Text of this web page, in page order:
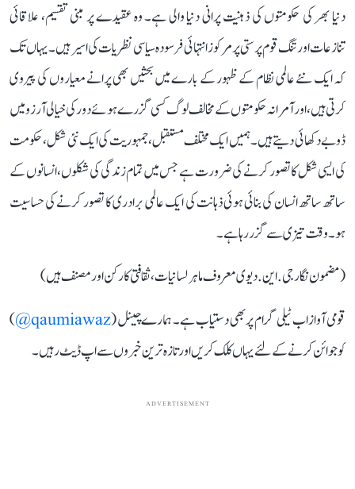
دنیا بھر کی حکومتوں کی ذہنیت پرانی دنیا والی ہے۔ وہ عقیدے پر مبنی تقسیم، علاقائی
تنازعات اور تنگ قوم پرستی پر مرکوز انتہائی فرسودہ سیاسی نظریات کی اسیر ہیں۔ یہاں تک
کہ ایک نئے عالمی نظام کے ظہور کے بارے میں بحثیں بھی پرانے معیاروں کی پیروی
کرتی ہیں، اور آمرانہ حکومتوں کے مخالف لوگ کسی گزرے ہوئے دور کی خیالی آرزو میں
ڈوبے دکھائی دیتے ہیں۔ ہمیں ایک مختلف مستقبل، جمہوریت کی ایک نئی شکل، حکومت
کی ایسی شکل کا تصور کرنے کی ضرورت ہے جس میں تمام زندگی کی شکلوں، انسانوں کے
ساتھ ساتھ انسان کی بنائی ہوئی ذہانت کی ایک عالمی برادری کا تصور کرنے کی حساسیت
ہو۔ وقت تیزی سے گزر رہا ہے۔
(مضمون نگار جی. این. دیوی معروف ماہر لسانیات، ثقافتی کارکن اور مصنف ہیں)
قومی آواز اب ٹیلی گرام پر بھی دستیاب ہے۔ ہمارے چینل (qaumiawaz@
)
کو جوائن کرنے کے لئے یہاں کلک کریں اور تازہ ترین خبروں سے اپ ڈیٹ رہیں۔
ADVERTISEMENT